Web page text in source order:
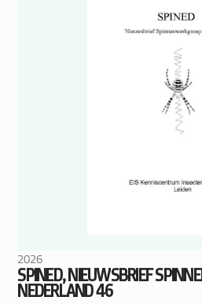
2026
SPINED, NIEUWSBRIEF
NEDERLAND 46